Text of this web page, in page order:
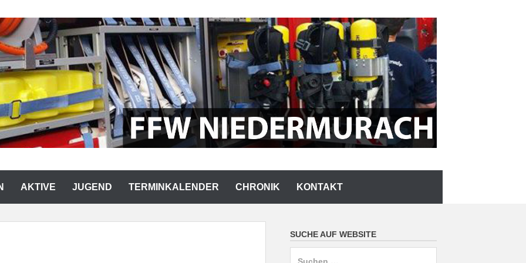
NIEDERMURACH
AKTIVE JUGEND TERMINKALENDER CHRONIK KONTAKT
SUCHE AUF WEBSITE